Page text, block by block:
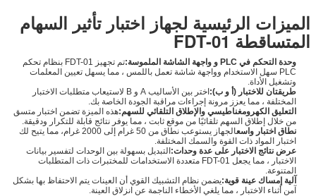
الميزات الرئيسية لجهاز اختبار تأثير السهام
المتساقطة FDT-01
وحدة التحكم في PLC و واجهة الشاشة الملموسة:
تم تجهيز FDT-01 بنظام تحكم
PLC سهل الاستخدام وواجهة شاشة تعمل باللمس ، مما يسهل تعيين المعلمات
وتشغيل الأداة.
طريقتان للاختبار (أ و ب):
اختر بين الأساليب A و B لاستيعاب متطلبات الاختبار
المختلفة ، مما يعزز مرونة إجراءات مراقبة الجودة الخاصة بك.
التعليق الكهرومغناطيسي والإطلاق التلقائي للسهم:هذه الميزة تضمن اختبار متسق
من خلال إطلاق السهم تلقائيًا من موقع ثابت ، مما يوفر نتائج قابلة للتكرار ودقيقة.
نطاق اختبار واسع
الجهاز يستوعب نطاق من 50 غرام إلى 2000 غرام، مما يتيح لك
اختبار المواد ذات القوة والسمك المختلفة.
عرض نتائج الاختبار على عدة وحدات:التبديل بسهولة بين الوحدات لتفسير بيانات
الاختبار ، مما يجعل FDT-01 متعددة الاستخدامات للمختبرات ذات المتطلبات
المتنوعة.
آلية إمساك عينة قوية:يضمن نظام التشبيك القوي أن العينات يتم الاحتفاظ بها بشكل
آمن أثناء الاختبار ، مما يلغي الأخطاء الناجمة عن انزلاق العينة.